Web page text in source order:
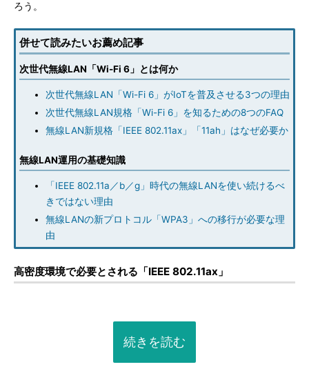
ろう。
併せて読みたいお薦め記事
次世代無線LAN「Wi-Fi 6」とは何か
次世代無線LAN「Wi-Fi 6」がIoTを普及させる3つの理由
次世代無線LAN規格「Wi-Fi 6」を知るための8つのFAQ
無線LAN新規格「IEEE 802.11ax」「11ah」はなぜ必要か
無線LAN運用の基礎知識
「IEEE 802.11a／b／g」時代の無線LANを使い続けるべ
きではない理由
無線LANの新プロトコル「WPA3」への移行が必要な理
由
高密度環境で必要とされる「IEEE 802.11ax」
続きを読む